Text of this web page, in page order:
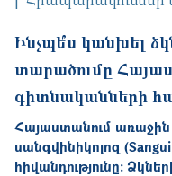
Ինչպե՞ս կանխել
տարածումը
գիտնականների
Հայաստանում
սանգվինիկոլոզ
հիվանդությունը: